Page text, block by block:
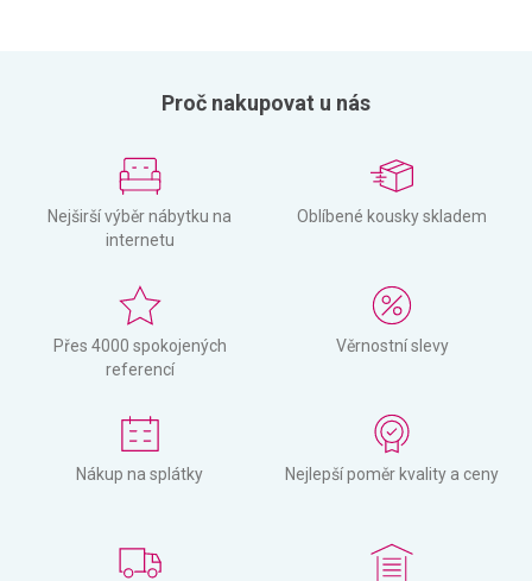
Proč nakupovat u nás
Nejširší výběr nábytku na
internetu
Oblíbené kousky skladem
Přes 4000 spokojených
referencí
Věrnostní slevy
Nákup na splátky Nejlepší poměr kvality a ceny